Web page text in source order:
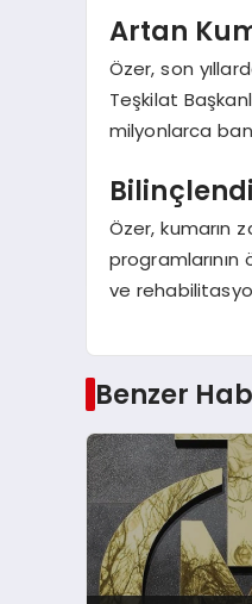
Artan
Özer, son
Teşkilat
milyonlarca
Özer, kumarın
ve
Benzer